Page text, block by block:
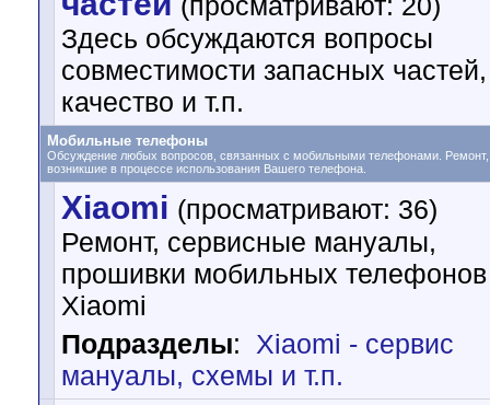
Здесь обсуждаются вопросы
совместимости запасных частей,
качество и т.п.
Мобильные телефоны
Обсуждение любых вопросов, связанных с мобильными телефонами.
возникшие в процессе использования Вашего телефона.
Xiaomi (просматривают: 36)
Ремонт, сервисные мануалы,
прошивки мобильных телефонов
Xiaomi
Подразделы:
Xiaomi - cервис
мануалы, схемы и т.п.